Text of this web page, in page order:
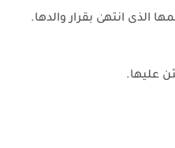
الذى انتهىٰ بقرار والدها.
عليها.